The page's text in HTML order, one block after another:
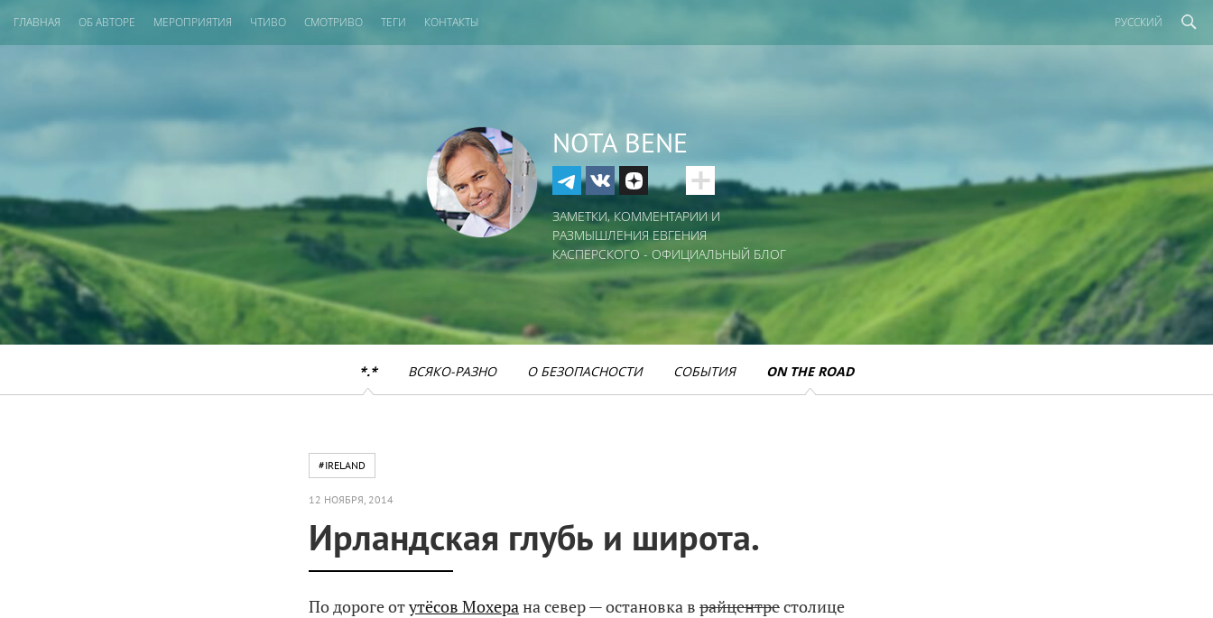
ГЛАВНАЯ ОБ АВТОРЕ МЕРОПРИЯТИЯ ЧТИВО СМОТРИВО ТЕГИ КОНТАКТЫ РУССКИЙ
NOTA BENE
ЗАМЕТКИ, КОММЕНТАРИИ И
РАЗМЫШЛЕНИЯ ЕВГЕНИЯ
КАСПЕРСКОГО - ОФИЦИАЛЬНЫЙ БЛОГ
*.* ВСЯКО-РАЗНО О БЕЗОПАСНОСТИ СОБЫТИЯ ON THE ROAD
#IRELAND
12 НОЯБРЯ, 2014
Ирландская глубь и широта.
По дороге отутёсов Мохерана север — остановка в райцентрестолице